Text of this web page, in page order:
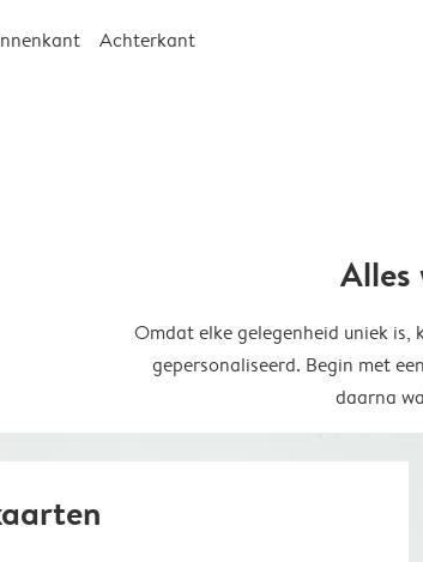
Achterkant
Alles
Omdat elke gelegenheid uniek is,
gepersonaliseerd. Begin met
daarna